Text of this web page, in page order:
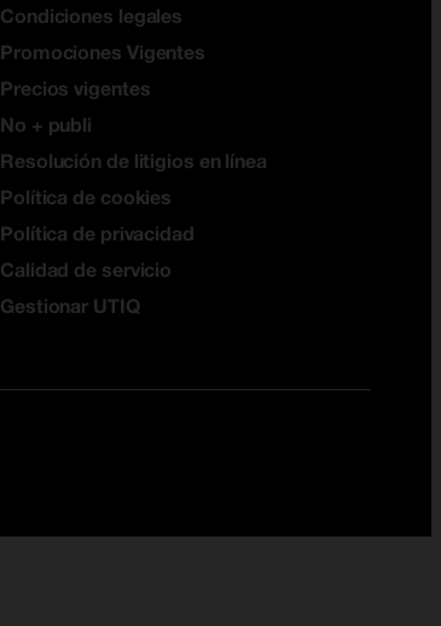
Condiciones legales
Promociones Vigentes
Precios vigentes
No + publi
Resolución de litigios en línea
Política de cookies
Política de privacidad
Calidad de servicio
Gestionar UTIQ